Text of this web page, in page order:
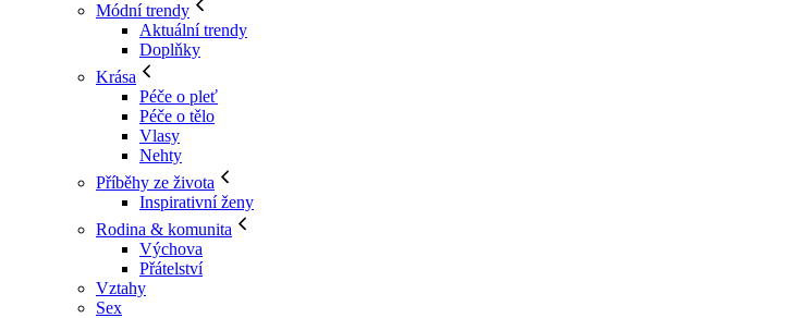
Módní trendy
Aktuální trendy
Doplňky
Krása
Péče o pleť
Péče o tělo
Vlasy
Nehty
Příběhy ze života
Inspirativní ženy
Rodina & komunita
Výchova
Přátelství
Vztahy
Sex